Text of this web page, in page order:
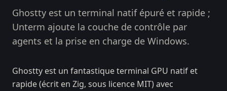
Ghostty est un terminal natif épuré et rapide ;
Unterm ajoute la couche de contrôle par
agents et la prise en charge de Windows.
Ghostty est un fantastique terminal GPU natif et
rapide (écrit en Zig, sous licence MIT) avec